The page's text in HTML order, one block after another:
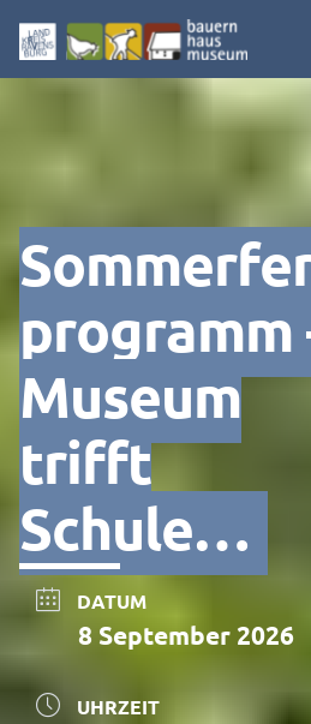
programm
Museum
trifft
Schule…
DATUM
8 September 2026
UHRZEIT